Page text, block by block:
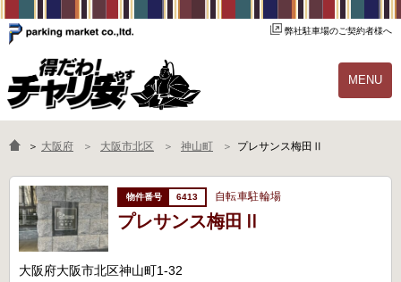
弊社駐車場のご契約者様へ
MENU
物件一覧 ご契約の流れ
よくあるご質問 駐輪場オーナー様へ
＞ 大阪府 大阪市北区 神山町 プレサンス梅田Ⅱ
6413 自転車駐輪場
プレサンス梅田Ⅱ
大阪府大阪市北区神山町1-32